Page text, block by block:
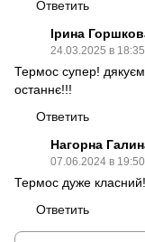
Ответить
Ірина
24.03.2025 в 18:35
Термос супер!
останнє!!!
Ответить
Нагорна
07.06.2024 в 19:50
Термос дуже
Ответить